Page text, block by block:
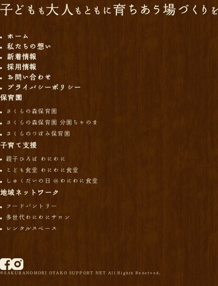
ホーム
私たちの想い
新着情報
採用情報
お問い合わせ
プライバシーポリシー
保育園
さくらの森保育園
さくらの森保育園 分園ちゃのま
さくらのつぼみ保育園
子育て支援
親子ひろば わにわに
こども食堂 わにわに食堂
しゅくだいの日 ＠わにわに食堂
地域ネットワーク
フードパントリー
多世代わにわにサロン
レンタルスペース
©SAKURANOMORI OYAKO SUPPORT NET All Rights Reserved.